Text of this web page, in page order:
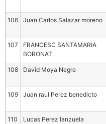
106 Juan Carlos Salazar moreno
107
FRANCESC SANTAMARIA
BORONAT
108 David Moya Negre
109 Juan raul Perez benedicto
110 Lucas Perez lanzuela